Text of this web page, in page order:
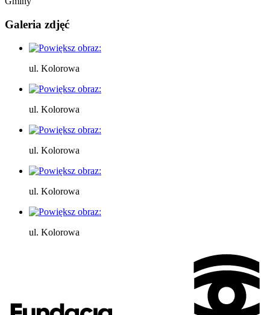
Galeria zdjęć
ul. Kolorowa
ul. Kolorowa
ul. Kolorowa
ul. Kolorowa
ul. Kolorowa